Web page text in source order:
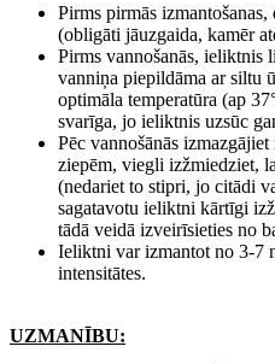
Pirms pirmās
(obligāti jāuzgaida, kamēr
Pirms vannošanās, ieliktnis
vanniņa piepildāma ar siltu
optimāla temperatūra (ap
svarīga, jo ieliktnis uzsūc
Pēc vannošānās
ziepēm, viegli izžmiedziet,
(nedariet to stipri, jo citādi
sagatavotu ieliktni kārtīgi
tādā veidā izveirīsieties no
Ieliktni var izmantot no 3-7
intensitātes.
UZMANĪBU: